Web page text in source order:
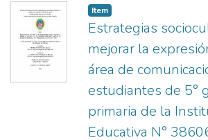
largos y no claros de
veces, esto género un
comunicativo en los
estudiantes no logran
manera clara, coherente
general planteado fue:
influencia de los cuentos
desarrollo de la
Item
Estrategias
mejorar la
área de
estudiantes de 5°
primaria de la
Educativa N°